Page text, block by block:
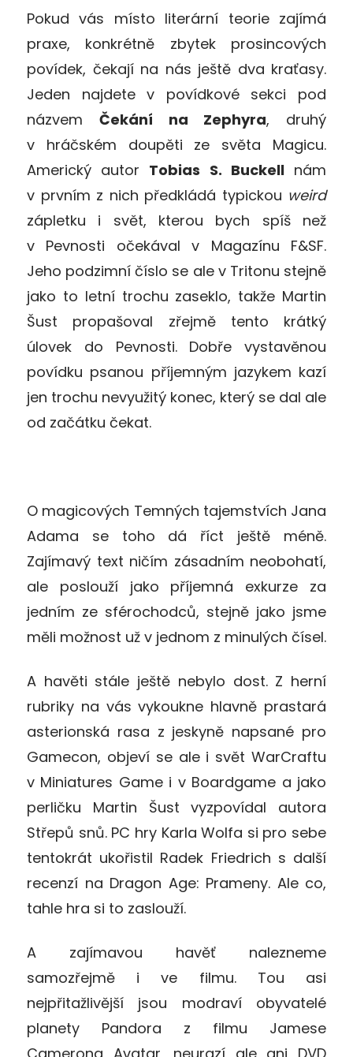
Pokud vás místo literární teorie zajímá
praxe, konkrétně zbytek prosincových
povídek, čekají na nás ještě dva kraťasy.
Jeden najdete v povídkové sekci pod
názvem Čekání na Zephyra, druhý
v hráčském doupěti ze světa Magicu.
Americký autor Tobias S. Buckellnám
v prvním z nich předkládá typickou weird
zápletku i svět, kterou bych spíš než
v Pevnosti očekával v Magazínu F&SF.
Jeho podzimní číslo se ale v Tritonu stejně
jako to letní trochu zaseklo, takže Martin
Šust propašoval zřejmě tento krátký
úlovek do Pevnosti. Dobře vystavěnou
povídku psanou příjemným jazykem kazí
jen trochu nevyužitý konec, který se dal ale
od začátku čekat.
O magicových Temných tajemstvích Jana
Adama se toho dá říct ještě méně.
Zajímavý text ničím zásadním neobohatí,
ale poslouží jako příjemná exkurze za
jedním ze sférochodců, stejně jako jsme
měli možnost už v jednom z minulých čísel.
A havěti stále ještě nebylo dost. Z herní
rubriky na vás vykoukne hlavně prastará
asterionská rasa z jeskyně napsané pro
Gamecon, objeví se ale i svět WarCraftu
v Miniatures Game i v Boardgame a jako
perličku Martin Šust vyzpovídal autora
Střepů snů. PC hry Karla Wolfa si pro sebe
tentokrát ukořistil Radek Friedrich s další
recenzí na Dragon Age: Prameny. Ale co,
tahle hra si to zaslouží.
A zajímavou havěť nalezneme
samozřejmě i ve filmu. Tou asi
nejpřitažlivější jsou modraví obyvatelé
planety Pandora z filmu Jamese